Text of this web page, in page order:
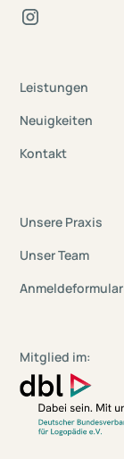
Leistungen
Neuigkeiten
Kontakt
Unsere Praxis
Unser Team
Anmeldeformular
Mitglied im: